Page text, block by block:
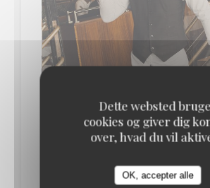
Dette websted
cookies og giver dig
over, hvad du vil
OK, accepter alle
QUE FAIRE À PARIS CETTE
22 JUIN) // LE BONBON
17/06/2025
On se fait une bonne brasserie pour